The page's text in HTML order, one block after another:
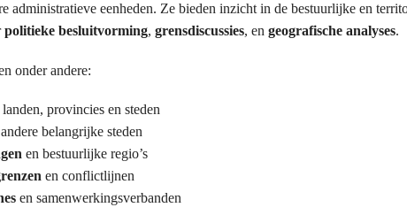
administratieve eenheden. Ze bieden inzicht in de bestuurlijke en
politieke besluitvorming, grensdiscussies, en geografische analyses.
onder andere:
provincies en steden
belangrijke steden
en bestuurlijke regio’s
en conflictlijnen
en samenwerkingsverbanden